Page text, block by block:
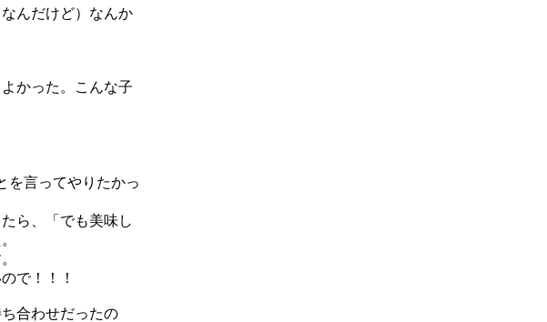
んだけど）なんか
かった。こんな子
を言ってやりたかっ
ら、「でも美味し
で！！！
合わせだったの